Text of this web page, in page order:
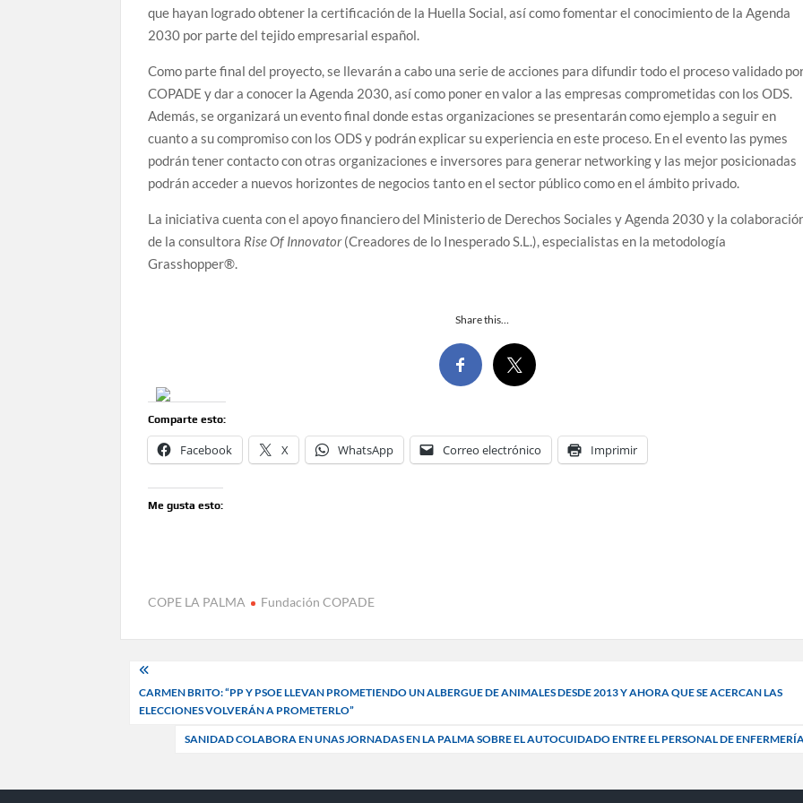
que hayan logrado obtener la certificación de la Huella Social, así como fomentar el conocimiento de la Agenda
2030 por parte del tejido empresarial español.
Como parte final del proyecto, se llevarán a cabo una serie de acciones para difundir todo el proceso validado
COPADE y dar a conocer la Agenda 2030, así como poner en valor a las empresas comprometidas con los ODS.
Además, se organizará un evento final donde estas organizaciones se presentarán como ejemplo a seguir en
cuanto a su compromiso con los ODS y podrán explicar su experiencia en este proceso. En el evento las pymes
podrán tener contacto con otras organizaciones e inversores para generar networking y las mejor posicionadas
podrán acceder a nuevos horizontes de negocios tanto en el sector público como en el ámbito privado.
La iniciativa cuenta con el apoyo financiero del Ministerio de Derechos Sociales y Agenda 2030 y la
de la consultora Rise Of Innovator(Creadores de lo Inesperado S.L.), especialistas en la metodología
Grasshopper®.
Share this…
Comparte esto:
Facebook X WhatsApp Correo electrónico Imprimir
Me gusta esto:
COPE LA PALMA Fundación COPADE
Navegación
de
entradas
CARMEN BRITO: “PP Y PSOE LLEVAN PROMETIENDO UN ALBERGUE DE ANIMALES DESDE 2013 Y AHORA QUE SE ACERCAN LAS
ELECCIONES VOLVERÁN A PROMETERLO”
SANIDAD COLABORA EN UNAS JORNADAS EN LA PALMA SOBRE EL AUTOCUIDADO ENTRE EL PERSONAL DE